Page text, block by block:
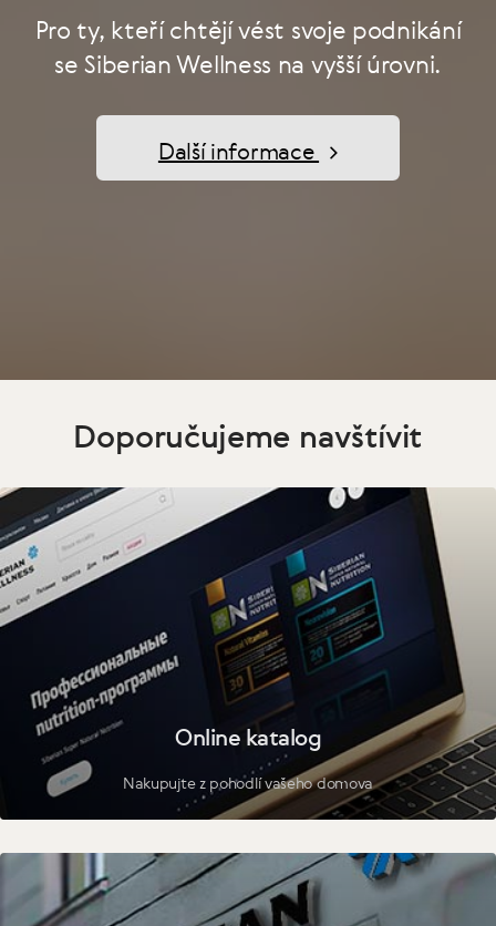
Pro ty, kteří chtějí vést svoje podnikání
se Siberian Wellness na vyšší úrovni.
Další informace
Doporučujeme navštívit
Online katalog
Nakupujte z pohodlí vašeho domova